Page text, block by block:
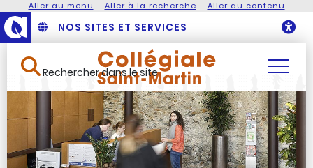
Aller au menu Aller à la recherche Aller au contenu
NOS SITES ET SERVICES
Rechercher dans le site